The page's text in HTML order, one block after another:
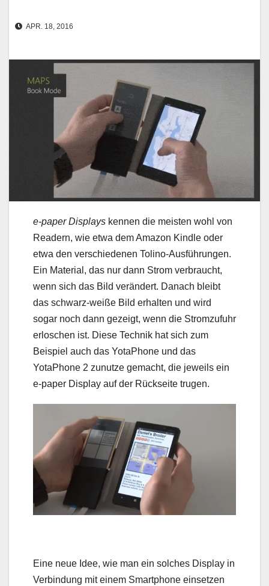
APR. 18, 2016
e-paper Displays kennen die meisten wohl von
Readern, wie etwa dem Amazon Kindle oder
etwa den verschiedenen Tolino-Ausführungen.
Ein Material, das nur dann Strom verbraucht,
wenn sich das Bild verändert. Danach bleibt
das schwarz-weiße Bild erhalten und wird
sogar noch dann gezeigt, wenn die Stromzufuhr
erloschen ist. Diese Technik hat sich zum
Beispiel auch das YotaPhone und das
YotaPhone 2 zunutze gemacht, die jeweils ein
e-paper Display auf der Rückseite trugen.
Eine neue Idee, wie man ein solches Display in
Verbindung mit einem Smartphone einsetzen